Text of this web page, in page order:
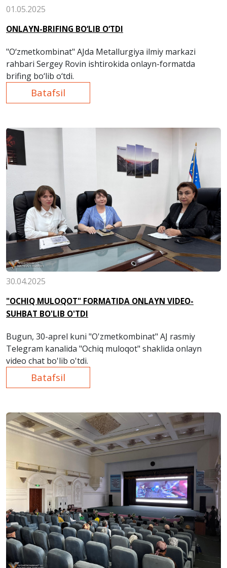
01.05.2025
ONLAYN-BRIFING BO‘LIB O‘TDI
"O‘zmetkombinat" AJda Metallurgiya ilmiy markazi
rahbari Sergey Rovin ishtirokida onlayn-formatda
brifing bo‘lib o‘tdi.
Batafsil
30.04.2025
"OCHIQ MULOQOT" FORMATIDA ONLAYN VIDEO-
SUHBAT BO'LIB O'TDI
Bugun, 30-aprel kuni "O'zmetkombinat" AJ rasmiy
Telegram kanalida "Ochiq muloqot" shaklida onlayn
video chat bo'lib o'tdi.
Batafsil